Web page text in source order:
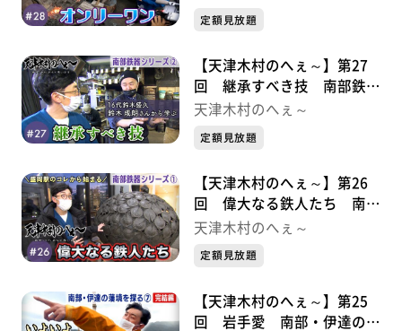
定額見放題
【天津木村のへぇ～】第27
回 継承すべき技 南部鉄器
シリーズ②
天津木村のへぇ～
定額見放題
【天津木村のへぇ～】第26
回 偉大なる鉄人たち 南部
鉄器シリーズ①
天津木村のへぇ～
定額見放題
【天津木村のへぇ～】第25
回 岩手愛 南部・伊達の藩